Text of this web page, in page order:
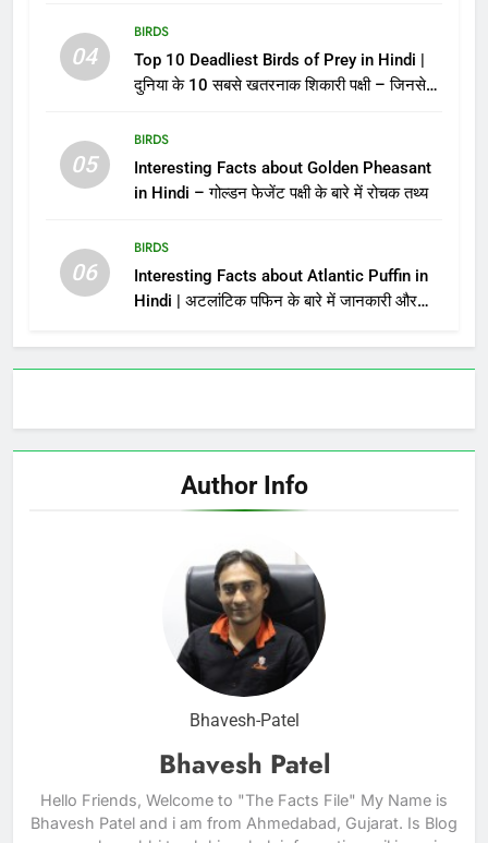
04
BIRDS
Top 10 Deadliest Birds of Prey in Hindi |
दुनिया के 10 सबसे खतरनाक शिकारी पक्षी – जिनसे
05
BIRDS
Interesting Facts about Golden Pheasant
in Hindi – गोल्डन फेजेंट पक्षी के बारे में रोचक तथ्य
06
BIRDS
Interesting Facts about Atlantic Puffin in
Hindi | अटलांटिक पफिन के बारे में जानकारी और
Author Info
Bhavesh-Patel
Bhavesh Patel
Hello Friends, Welcome to "The Facts File" My Name is
Bhavesh Patel and i am from Ahmedabad, Gujarat. Is Blog